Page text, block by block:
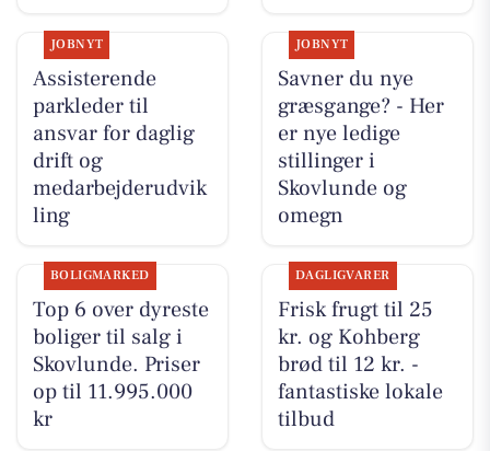
JOBNYT
Assisterende
parkleder til
ansvar for daglig
drift og
medarbejderudvik
ling
JOBNYT
Savner du nye
græsgange? - Her
er nye ledige
stillinger i
Skovlunde og
omegn
BOLIGMARKED
Top 6 over dyreste
boliger til salg i
Skovlunde. Priser
op til 11.995.000
kr
DAGLIGVARER
Frisk frugt til 25
kr. og Kohberg
brød til 12 kr. -
fantastiske lokale
tilbud